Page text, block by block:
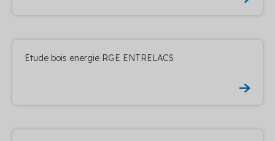
Etude bois energie RGE ENTRELACS